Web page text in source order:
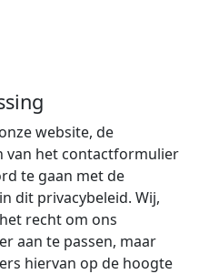
website, de
van het contactformulier
te gaan met de
dit privacybeleid. Wij,
recht om ons
aan te passen, maar
hiervan op de hoogte